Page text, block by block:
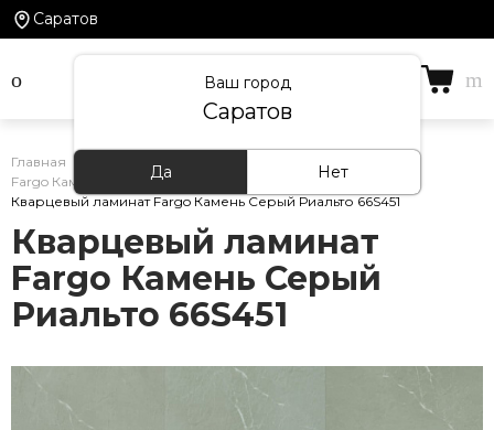
Саратов
Ваш город
Саратов
Да Нет
Главная Каталог товаров Кварцевый ламинат
Fargo Камень
Кварцевый ламинат Fargo Камень Серый Риальто 66S451
Кварцевый ламинат
Fargo Камень Серый
Риальто 66S451